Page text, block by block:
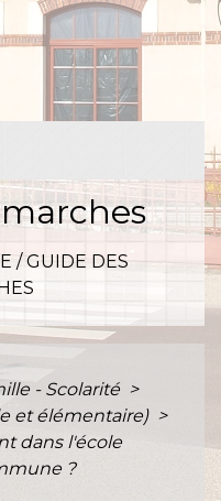
/GUIDE DES
- Scolarité >
et élémentaire) >
dans l'école
?